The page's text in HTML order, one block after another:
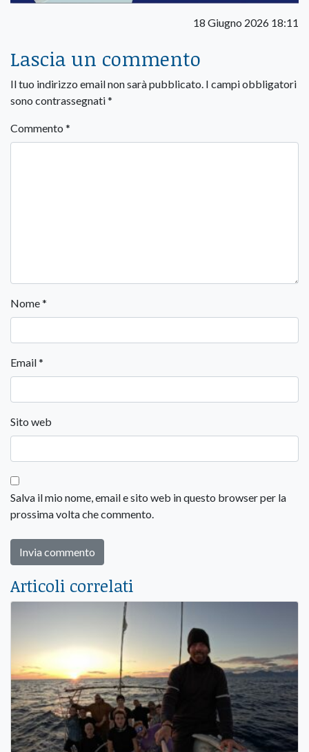
18 Giugno 2026 18:11
Lascia un commento
Il tuo indirizzo email non sarà pubblicato. I campi obbligatori
sono contrassegnati*
Commento *
Nome*
Email*
Sito web
Salva il mio nome, email e sito web in questo browser per la
prossima volta che commento.
Articoli correlati